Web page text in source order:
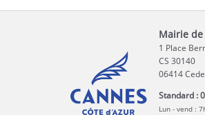
Mairie de
1 Place
CS 30140
06414
Standard :
Lun - vend :